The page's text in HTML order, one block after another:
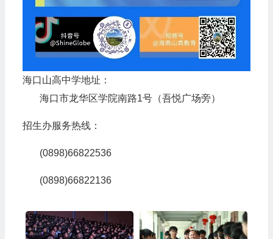
海口山高中学地址：
海口市龙华区学院南路1号（吾悦广场旁）
招生办服务热线：
(0898)66822536
(0898)66822136